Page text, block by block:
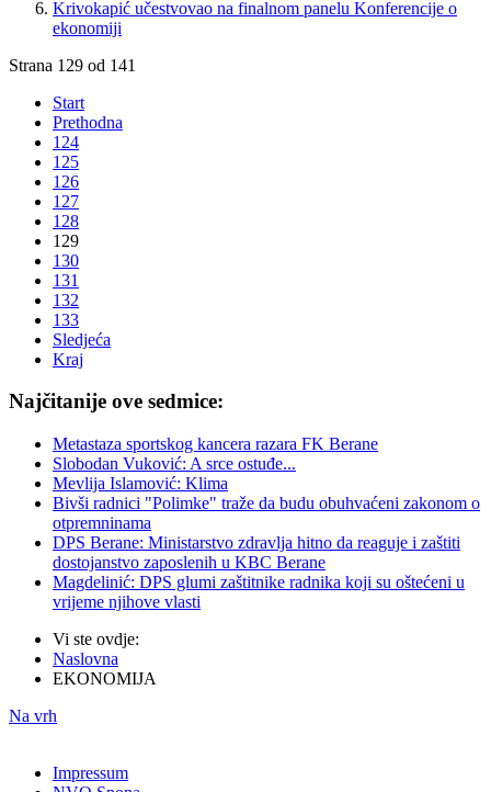
Krivokapić učestvovao na finalnom panelu Konferencije o
ekonomiji
Strana 129 od 141
Start
Prethodna
124
125
126
127
128
129
130
131
132
133
Sledjeća
Kraj
Najčitanije ove sedmice:
Metastaza sportskog kancera razara FK Berane
Slobodan Vuković: A srce ostuđe...
Mevlija Islamović: Klima
Bivši radnici "Polimke" traže da budu obuhvaćeni zakonom o
otpremninama
DPS Berane: Ministarstvo zdravlja hitno da reaguje i zaštiti
dostojanstvo zaposlenih u KBC Berane
Magdelinić: DPS glumi zaštitnike radnika koji su oštećeni u
vrijeme njihove vlasti
Vi ste ovdje:
Naslovna
EKONOMIJA
Na vrh
Impressum